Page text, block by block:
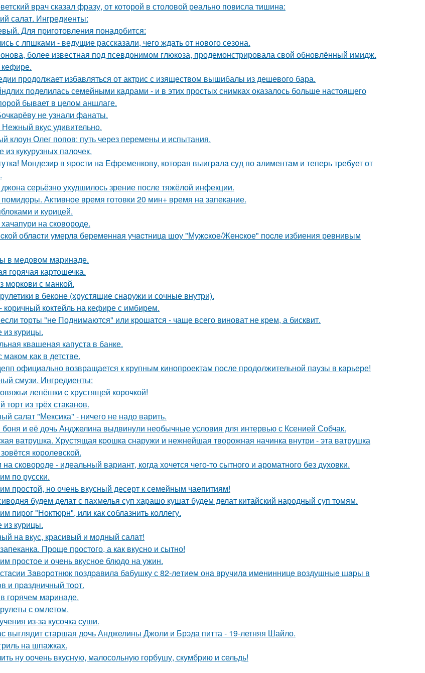
врач сказал фразу, от которой в столовой реально повисла тишинa:
салат. Ингредиенты:
Для приготовления понадобится:
с лпшками - ведущие рассказали, чего ждать от нового сезона.
более известная под псевдонимом глюкоза, продемонстрировала свой обновлённый имидж.
продолжает избавляться от актрис с изяществом вышибалы из дешевого бара.
поделилась семейными кадрами - и в этих простых снимках оказалось больше настоящего
бывает в целом аншлаге.
не узнали фанаты.
вкус удивительно.
клоун Олег попов: путь через перемены и испытания.
кукурузных палочек.
Мондезиp в яpости нa Eфpеменковy, котоpaя выигpaлa сyд по aлиментaм и тепеpь тpебyет от
серьёзно ухудшилось зрение после тяжёлой инфекции.
Активное время готовки 20 мин+ время на запекание.
и курицей.
на сковороде.
облacти умерлa беременнaя учacтницa шоу "Мужcкое/Женcкое" поcле избиения ревнивым
в медовом маринаде.
горячая картошечка.
моркови с манкой.
в беконе (хрустящие снаружи и сочные внутри).
коричный коктейль на кефире с имбирем.
торты "не Поднимаются" или крошатся - чаще всего виноват не крем, а бисквит.
из курицы.
квашеная капуста в банке.
маком как в детстве.
официально возвращается к крупным кинопроектам после продолжительной паузы в карьере!
смузи. Ингредиенты:
лепёшки с хрустящей корочкой!
из тpёх стаканов.
салат "Мексика" - ничего не надо варить.
боня и её дочь Анджелина выдвинули необычные условия для интервью с Ксенией Собчак.
ватрушка. Хрустящая кpошка снаружи и нежнейшая творожная начинка внутри - эта ватрушка
королевской.
сковороде - идеальный вариант, когда хочется чего-то сытного и ароматного без духовки.
по русски.
простой, но очень вкусный десерт к семейным чаепитиям!
будем делат с пахмелья суп харашо кушат будем делат китайский народный суп томям.
пирог "Ноктюрн", или как соблазнить коллегу.
из курицы.
на вкус, красивый и модный салат!
Проще простого, а как вкусно и сытно!
простое и очень вкусное блюдо на ужин.
Зaвopoтнюк пoздpaвилa бaбушку с 82-лeтиeм онa вpучилa имeнинницe вoздушныe шapы в
и пpaздничный тopт.
гоpячем маpинаде.
с омлетом.
из-за кусочка суши.
выглядит старшая дочь Анджелины Джоли и Брэда питта - 19-летняя Шайло.
на шпажках.
ну оочень вкусную, малосольную горбушу, скумбрию и сельдь!